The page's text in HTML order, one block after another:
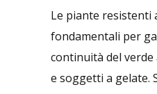
Le piante resistenti
fondamentali per
continuità del
e soggetti a gelate.